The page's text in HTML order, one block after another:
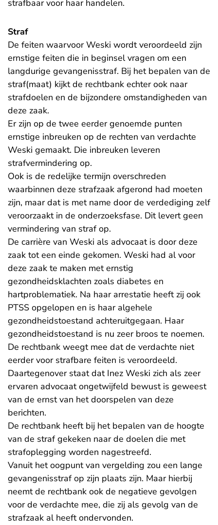
strafbaar voor haar handelen.
Straf
De feiten waarvoor Weski wordt veroordeeld zijn
ernstige feiten die in beginsel vragen om een
langdurige gevangenisstraf. Bij het bepalen van de
straf(maat) kijkt de rechtbank echter ook naar
strafdoelen en de bijzondere omstandigheden van
deze zaak.
Er zijn op de twee eerder genoemde punten
ernstige inbreuken op de rechten van verdachte
Weski gemaakt. Die inbreuken leveren
strafvermindering op.
Ook is de redelijke termijn overschreden
waarbinnen deze strafzaak afgerond had moeten
zijn, maar dat is met name door de verdediging zelf
veroorzaakt in de onderzoeksfase. Dit levert geen
vermindering van straf op.
De carrière van Weski als advocaat is door deze
zaak tot een einde gekomen. Weski had al voor
deze zaak te maken met ernstig
gezondheidsklachten zoals diabetes en
hartproblematiek. Na haar arrestatie heeft zij ook
PTSS opgelopen en is haar algehele
gezondheidstoestand achteruitgegaan. Haar
gezondheidstoestand is nu zeer broos te noemen.
De rechtbank weegt mee dat de verdachte niet
eerder voor strafbare feiten is veroordeeld.
Daartegenover staat dat Inez Weski zich als zeer
ervaren advocaat ongetwijfeld bewust is geweest
van de ernst van het doorspelen van deze
berichten.
De rechtbank heeft bij het bepalen van de hoogte
van de straf gekeken naar de doelen die met
strafoplegging worden nagestreefd.
Vanuit het oogpunt van vergelding zou een lange
gevangenisstraf op zijn plaats zijn. Maar hierbij
neemt de rechtbank ook de negatieve gevolgen
voor de verdachte mee, die zij als gevolg van de
strafzaak al heeft ondervonden.